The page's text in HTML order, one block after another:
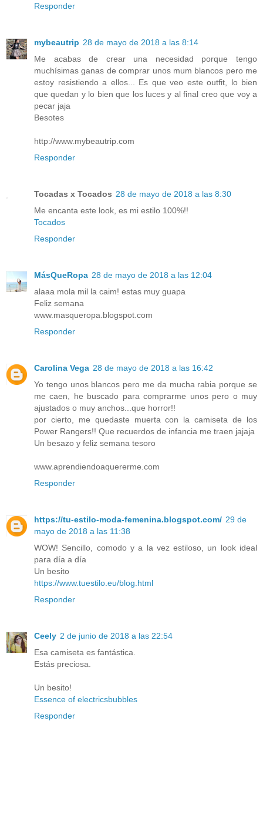
Responder
mybeautrip 28 de mayo de 2018 a las 8:14
Me acabas de crear una necesidad porque tengo
muchísimas ganas de comprar unos mum blancos pero me
estoy resistiendo a ellos... Es que veo este outfit, lo bien
que quedan y lo bien que los luces y al final creo que voy a
pecar jaja
Besotes
http://www.mybeautrip.com
Responder
Tocadas x Tocados 28 de mayo de 2018 a las 8:30
Me encanta este look, es mi estilo 100%!!
Tocados
Responder
MásQueRopa 28 de mayo de 2018 a las 12:04
alaaa mola mil la caim! estas muy guapa
Feliz semana
www.masqueropa.blogspot.com
Responder
Carolina Vega 28 de mayo de 2018 a las 16:42
Yo tengo unos blancos pero me da mucha rabia porque se
me caen, he buscado para comprarme unos pero o muy
ajustados o muy anchos...que horror!!
por cierto, me quedaste muerta con la camiseta de los
Power Rangers!! Que recuerdos de infancia me traen jajaja
Un besazo y feliz semana tesoro
www.aprendiendoaquererme.com
Responder
https://tu-estilo-moda-femenina.blogspot.com/ 29 de
mayo de 2018 a las 11:38
WOW! Sencillo, comodo y a la vez estiloso, un look ideal
para día a día
Un besito
https://www.tuestilo.eu/blog.html
Responder
Ceely 2 de junio de 2018 a las 22:54
Esa camiseta es fantástica.
Estás preciosa.
Un besito!
Essence of electricsbubbles
Responder